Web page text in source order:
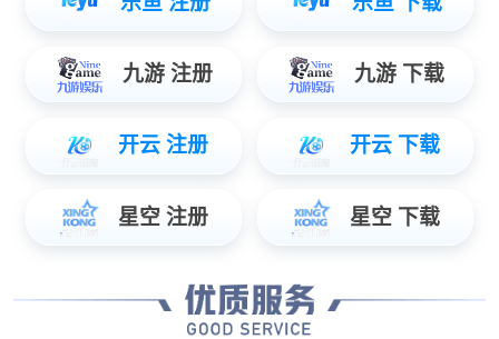
座舱类